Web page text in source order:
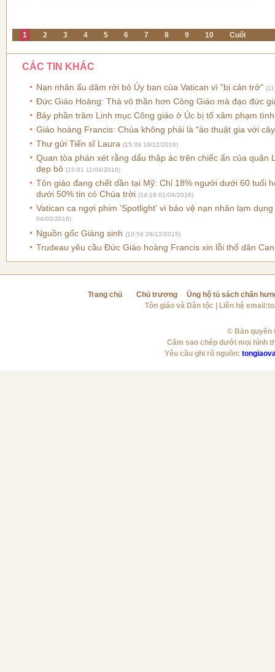
1 2 3 4 5 6 7 8 9 10 Cuối
CÁC TIN KHÁC
Nạn nhân ấu dâm rời bỏ Ủy ban của Vatican vì "bị cản trở"
Đức Giáo Hoàng: Thà vô thần hơn Công Giáo mà đạo đức
Bảy phần trăm Linh mục Công giáo ở Úc bị tố xâm phạm
Giáo hoàng Francis: Chúa không phải là "ảo thuật gia với
Thư gửi Tiến sĩ Laura (15:39 19/12/2016)
Quan tòa phán xét rằng dấu thập ác trên chiếc ấn của quận
dẹp bỏ (15:01 11/04/2016)
Tôn giáo đang chết dần tại Mỹ: Chỉ 18% người dưới 60 tuổi
dưới 50% tin có Chúa trời (14:18 01/04/2016)
Vatican ca ngợi phim 'Spotlight' vì bảo vệ nạn nhân lạm
04/03/2016)
Nguồn gốc Giáng sinh (10:56 28/12/2015)
Trudeau yêu cầu Ðức Giáo hoàng Francis xin lỗi thổ dân
Trang chủ Chủ trương
Ủng hộ tủ sách chấn
Tôn giáo và Dân tộc | Liên hệ email:
© Bản quyền
Cấm sao chép dưới mọi hình
Yêu cầu ghi rõ nguồn: